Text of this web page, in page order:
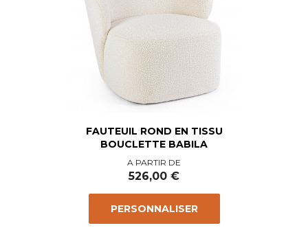
FAUTEUIL ROND EN TISSU
BOUCLETTE BABILA
Prix
A PARTIR DE
526,00 €
PERSONNALISER